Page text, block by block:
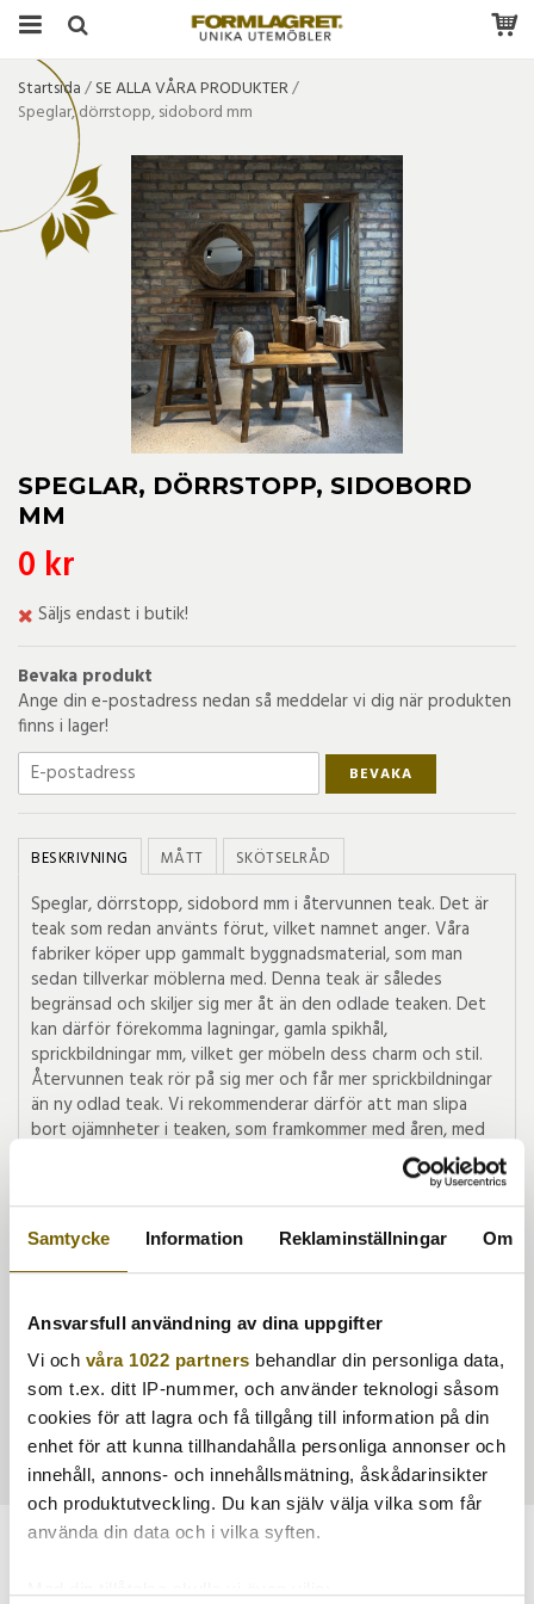
Samtycke Information Reklaminställningar Om
Ansvarsfull användning av dina uppgifter
Vi och våra 1022 partners behandlar din personliga data,
som t.ex. ditt IP-nummer, och använder teknologi såsom
cookies för att lagra och få tillgång till information på din
enhet för att kunna tillhandahålla personliga annonser och
innehåll, annons- och innehållsmätning, åskådarinsikter
och produktutveckling. Du kan själv välja vilka som får
använda din data och i vilka syften.
Startsida/SE ALLA VÅRA PRODUKTER/
Speglar, dörrstopp, sidobord mm
SPEGLAR, DÖRRSTOPP, SIDOBORD
MM
0 kr
Säljs endast i butik!
Bevaka produkt
Ange din e-postadress nedan så meddelar vi dig när produkten
finns i lager!
BEVAKA
BESKRIVNING MÅTT SKÖTSELRÅD
Speglar, dörrstopp, sidobord mm i återvunnen teak. Det är
teak som redan använts förut, vilket namnet anger. Våra
fabriker köper upp gammalt byggnadsmaterial, som man
sedan tillverkar möblerna med. Denna teak är således
begränsad och skiljer sig mer åt än den odlade teaken. Det
kan därför förekomma lagningar, gamla spikhål,
sprickbildningar mm, vilket ger möbeln dess charm och stil.
Återvunnen teak rör på sig mer och får mer sprickbildningar
än ny odlad teak. Vi rekommenderar därför att man slipa
bort ojämnheter i teaken, som framkommer med åren, med
Från 475kr -
Artikelnr: ÅV-B
produkt